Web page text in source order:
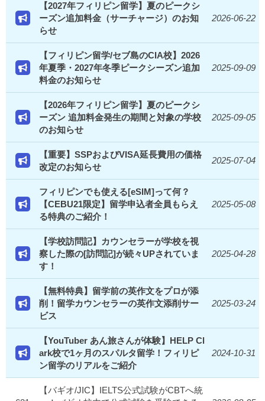
【2027年フィリピン留学】夏のピークシ
ーズン追加料金（サーチャージ）のお知
らせ
2026-06-22
【フィリピン留学/セブ島のCIA校】2026
年夏季・2027年冬季ピークシーズン追加
料金のお知らせ
2025-09-09
【2026年フィリピン留学】夏のピークシ
ーズン 追加料金発生の期間と対象の学校
のお知らせ
2025-09-05
【重要】SSPおよびVISA延長費用の価格
改定のお知らせ
2025-07-04
フィリピンでも使える[eSIM]って何？
【CEBU21限定】留学申込者全員もらえ
る特典のご紹介！
2025-05-08
【学校訪問記】カウンセラーが学校を視
察した際の[訪問記]が続々UPされていま
す！
2025-04-28
【無料特典】留学前の英作文をプロが添
削！留学カウンセラーの英作文添削サー
ビス
2025-03-24
【YouTuber あん旅さんが体験】HELP Cl
ark校で1ヶ月のスパルタ留学！フィリピ
ン留学のリアルをご紹介
2024-10-31
【バギオ/JIC】IELTS公式試験がCBTへ統